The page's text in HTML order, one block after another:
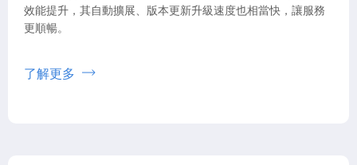
效能提升，其自動擴展、版本更新升級速度也相當快，讓服務
更順暢。
了解更多